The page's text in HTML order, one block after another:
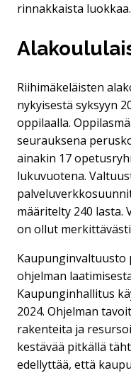
rinnakkaista luokkaa.
Riihimäkeläisten
nykyisestä syksyyn
oppilaalla.
seurauksena
ainakin 17
lukuvuotena.
määritelty 240 lasta.
on ollut
Kaupunginvaltuusto
ohjelman
Kaupunginhallitus
2024. Ohjelman
rakenteita ja
kestävää pitkällä
edellyttää, että